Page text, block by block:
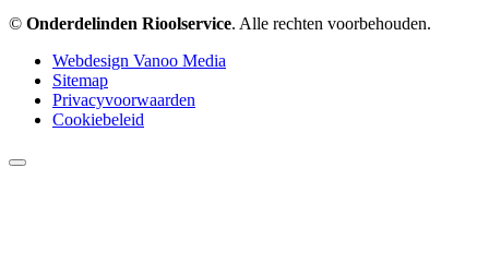
© Onderdelinden Rioolservice. Alle rechten voorbehouden.
Webdesign Vanoo Media
Sitemap
Privacyvoorwaarden
Cookiebeleid